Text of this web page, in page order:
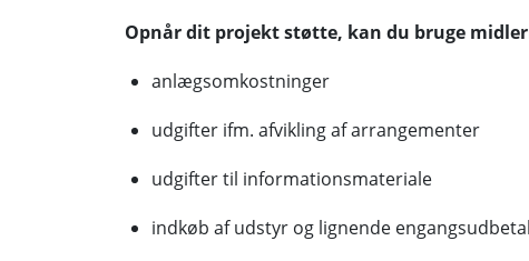
Opnår dit projekt støtte, kan du bruge
anlægsomkostninger
udgifter ifm. afvikling af arrangementer
udgifter til informationsmateriale
indkøb af udstyr og lignende